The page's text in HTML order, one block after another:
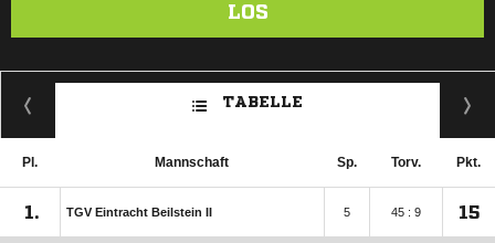
LOS
TABELLE
Pl. Mannschaft Sp. Torv. Pkt.
1. TGV Eintracht Beilstein II 5 45 : 9 15